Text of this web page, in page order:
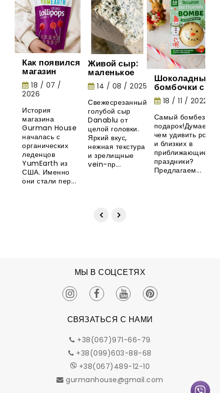
Как появился
магазин
Gurman
House:
история
органических
леденцов
YumEarth
18 / 07 /
2026
История
магазина
Gurman House
началась с
органических
леденцов
YumEarth из
США. Именно
они стали пер...
Живой сыр:
маленькое
шоу природы
14 / 08 / 2025
Свежесрезанный
голубой сыр
Danablu от
целой головки.
Яркий вкус,
нежная текстура
и зрелищные
vein-пр...
Шоколадные
бомбочки с
маршмеллоу -
необычная
новинка из
18 / 11 / 2022
Самый бомбезный
подарок!Думаете,
чем удивить
и близких в
приближающиеся
праздники?
Предлагаем...
МЫ В СОЦСЕТЯХ
СВЯЗАТЬСЯ С НАМИ
+38(067)971-66-79
+38(099)603-88-68
+38(067)489-12-10
gurmanhouse@gmail.com